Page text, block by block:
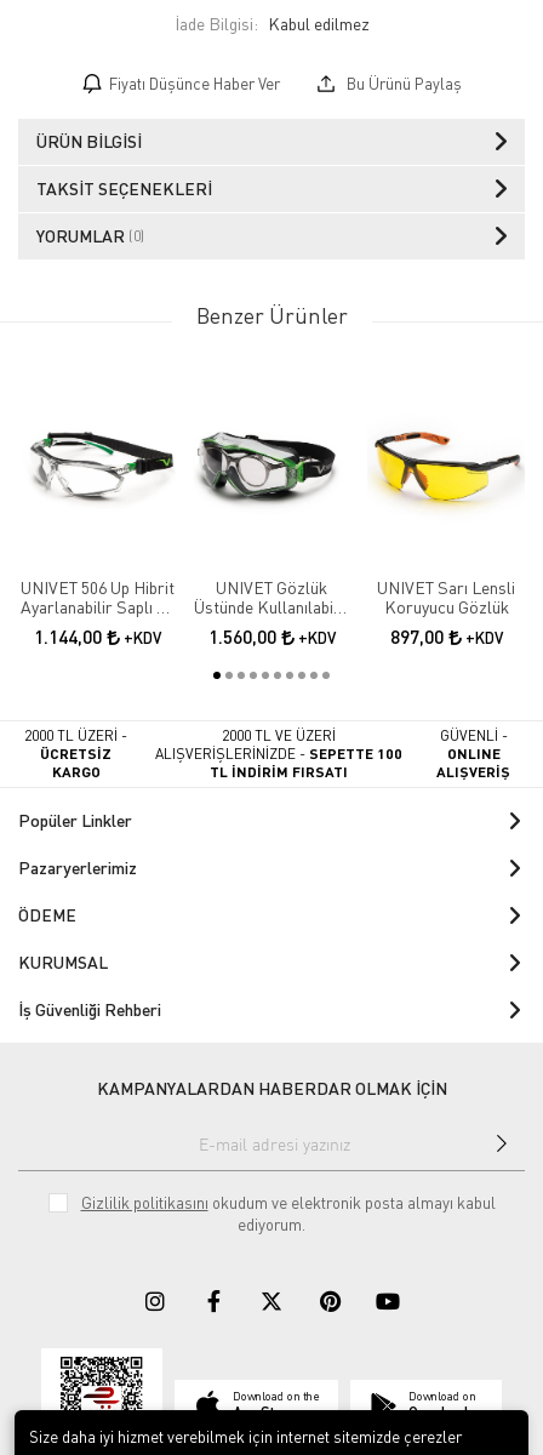
İade Bilgisi:
Fiyatı Düşünce Haber Ver Bu Ürünü Paylaş
ÜRÜN BILGISI
TAKSIT SEÇENEKLERI
YORUMLAR (0)
Benzer Ürünler
UNIVET 506 Up Hibrit
Ayarlanabilir Saplı Ve
Baş Bantlı Çizilmeye
Ve Buğu Oluşumuna
1.144,00 +KDV
UNIVET Gözlük
Üstünde Kullanılabilir
Kauçuk Içlikli
Koruyucu Gözlük
1.560,00 +KDV
UNIVET Sarı Lensli
Koruyucu Gözlük
897,00 +KDV
2000 TL ÜZERİ -
ÜCRETSİZ
KARGO
2000 TL VE ÜZERİ
ALIŞVERİŞLERİNİZDE -SEPETTE 100
TL İNDİRİM FIRSATI
GÜVENLİ -
ONLINE
ALIŞVERİŞ
Popüler Linkler
Pazaryerlerimiz
ÖDEME
KURUMSAL
İş Güvenliği Rehberi
KAMPANYALARDAN HABERDAR OLMAK İÇİN
Gizlilik politikasını okudum ve elektronik posta almayı kabul
ediyorum.
Download on the
App Store
Download on
Google play
Size daha iyi hizmet verebilmek için internet sitemizde çerezler